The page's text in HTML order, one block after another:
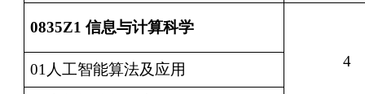
0835Z1 信息与计算科学
4
01人工智能算法及应用